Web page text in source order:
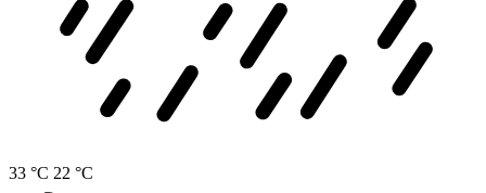
33 °C 22 °C